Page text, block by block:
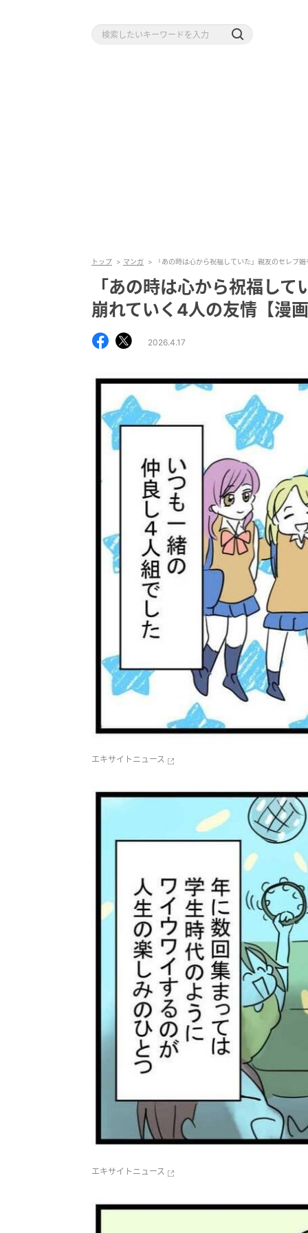
トップ マンガ 「あの時は心から祝福していた」親友のセレブ
「あの時は心から祝福し
崩れていく4人の友情【漫
2026.4.17
エキサイトニュース
エキサイトニュース